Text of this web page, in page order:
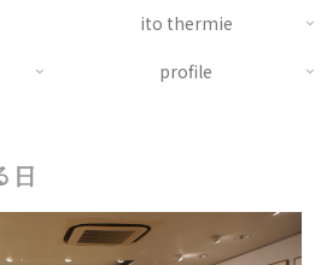
ito thermie
profile
日